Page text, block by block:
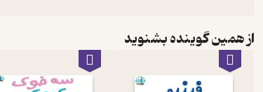
از همین گوینده بشنوید